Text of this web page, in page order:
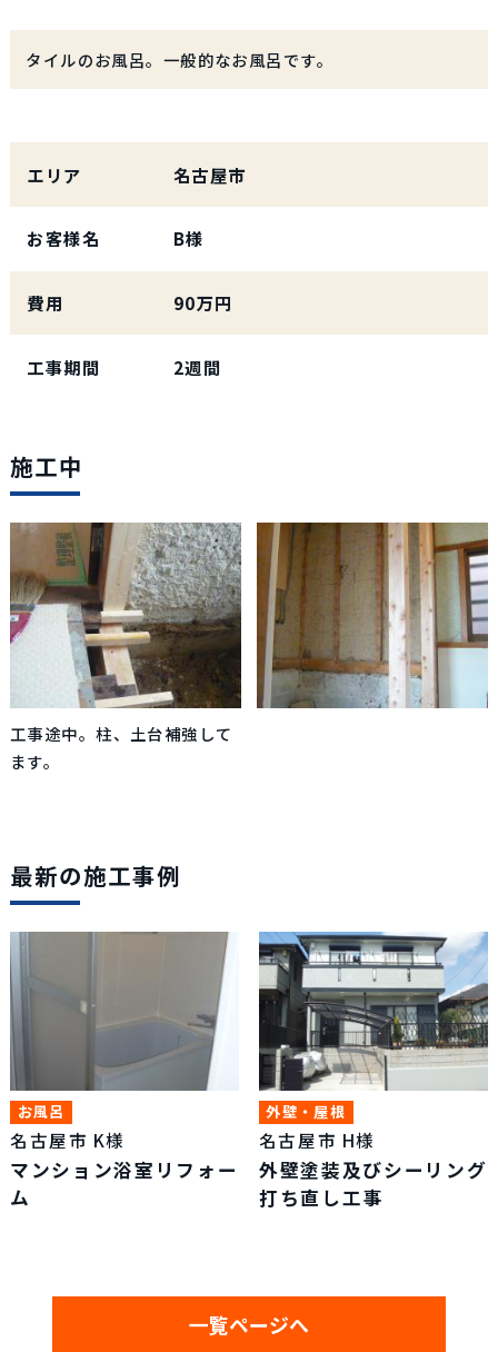
タイルのお風呂。一般的なお風呂です。
エリア 名古屋市
お客様名 B様
費用 90万円
工事期間 2週間
施工中
工事途中。柱、土台補強して
ます。
最新の施工事例
お風呂
名古屋市 K様
マンション浴室リフォー
ム
外壁・屋根
名古屋市 H様
外壁塗装及びシーリング
打ち直し工事
一覧ページへ